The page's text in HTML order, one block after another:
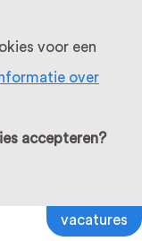
voor een
over
accepteren?
vacatures